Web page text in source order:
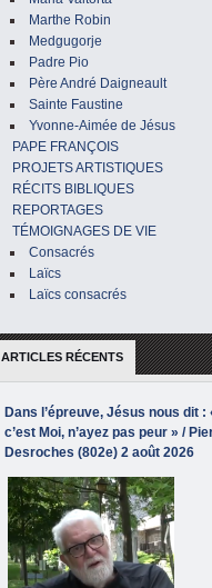
Marthe Robin
Medgugorje
Padre Pio
Père André Daigneault
Sainte Faustine
Yvonne-Aimée de Jésus
PAPE FRANÇOIS
PROJETS ARTISTIQUES
RÉCITS BIBLIQUES
REPORTAGES
TÉMOIGNAGES DE VIE
Consacrés
Laïcs
Laïcs consacrés
ARTICLES RÉCENTS
Dans l’épreuve, Jésus nous dit :
c’est Moi, n’ayez pas peur » /
Desroches (802e) 2 août 2026